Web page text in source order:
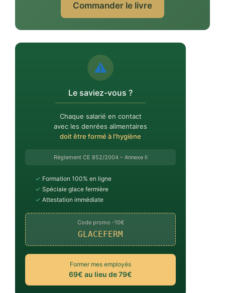
Commander le livre
⚠️
Le saviez-vous ?
Chaque salarié en contact
avec les denrées alimentaires
doit être formé à l'hygiène
Règlement CE 852/2004 – Annexe II
✓ Formation 100% en ligne
✓ Spéciale glace fermière
✓ Attestation immédiate
Code promo -10€
GLACEFERM
Former mes employés
69€ au lieu de 79€